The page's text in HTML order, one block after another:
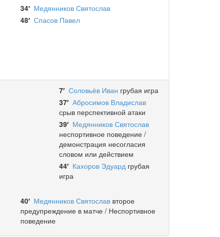
34′ Медянников Святослав
48′ Спасов Павел
7′ Соловьёв Иван грубая игра
37′ Абросимов Владислав
срыв перспективной атаки
39′ Медянников Святослав
неспортивное поведение /
демонстрация несогласия
словом или действием
44′ Кахоров Эдуард грубая
игра
40′ Медянников Святославвторое
предупреждение в матче / Неспортивное
поведение